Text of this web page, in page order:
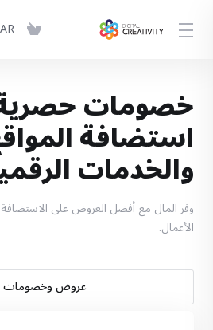
خصومات
استضافة
والخدمات
وفر المال مع أفضل العروض على الاستضافة
الأعمال.
عروض وخصومات